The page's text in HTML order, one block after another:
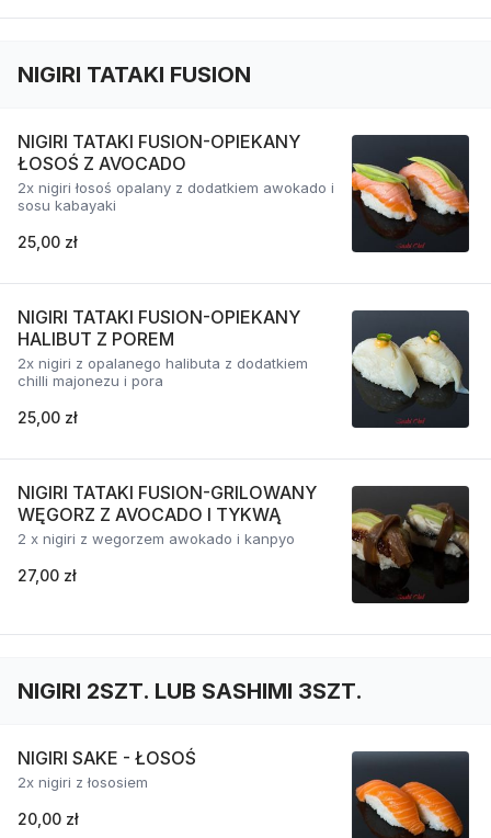
NIGIRI TATAKI FUSION
NIGIRI TATAKI FUSION-OPIEKANY
ŁOSOŚ Z AVOCADO
2x nigiri łosoś opalany z dodatkiem awokado i
sosu kabayaki
25,00 zł
NIGIRI TATAKI FUSION-OPIEKANY
HALIBUT Z POREM
2x nigiri z opalanego halibuta z dodatkiem
chilli majonezu i pora
25,00 zł
NIGIRI TATAKI FUSION-GRILOWANY
WĘGORZ Z AVOCADO I TYKWĄ
2 x nigiri z wegorzem awokado i kanpyo
27,00 zł
NIGIRI 2SZT. LUB SASHIMI 3SZT.
NIGIRI SAKE - ŁOSOŚ
2x nigiri z łososiem
20,00 zł